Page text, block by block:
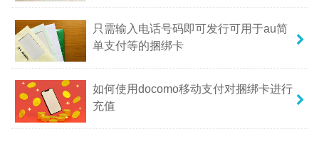
只需输入电话号码即可发行可用于au简
单支付等的捆绑卡
如何使用docomo移动支付对捆绑卡进行
充值